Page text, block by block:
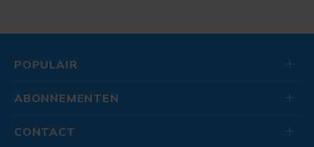
POPULAIR
ABONNEMENTEN
CONTACT